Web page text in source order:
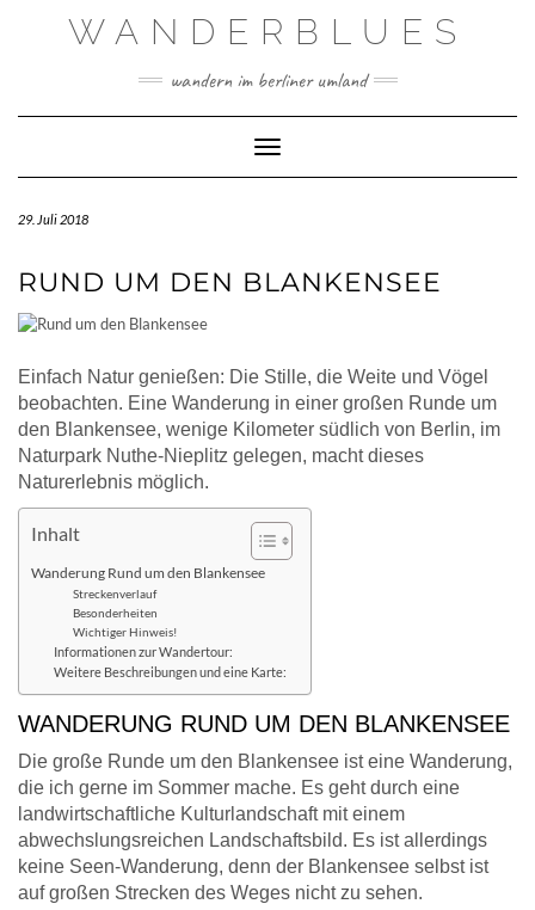
WANDERBLUES
wandern im berliner umland
Toggle Navigation
29. Juli 2018
RUND UM DEN BLANKENSEE
Einfach Natur genießen: Die Stille, die Weite und Vögel
beobachten. Eine Wanderung in einer großen Runde um
den Blankensee, wenige Kilometer südlich von Berlin, im
Naturpark Nuthe-Nieplitz gelegen, macht dieses
Naturerlebnis möglich.
Inhalt
Wanderung Rund um den Blankensee
Streckenverlauf
Besonderheiten
Wichtiger Hinweis!
Informationen zur Wandertour:
Weitere Beschreibungen und eine Karte:
WANDERUNG RUND UM DEN BLANKENSEE
Die große Runde um den Blankensee ist eine Wanderung,
die ich gerne im Sommer mache. Es geht durch eine
landwirtschaftliche Kulturlandschaft mit einem
abwechslungsreichen Landschaftsbild. Es ist allerdings
keine Seen-Wanderung, denn der Blankensee selbst ist
auf großen Strecken des Weges nicht zu sehen.